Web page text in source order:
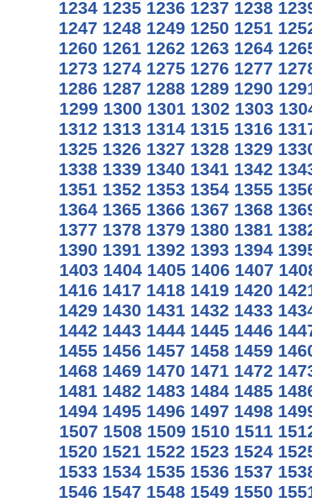
1234 1235 1236 1237 1238
1247 1248 1249 1250 1251
1260 1261 1262 1263 1264
1273 1274 1275 1276 1277
1286 1287 1288 1289 1290
1299 1300 1301 1302 1303
1312 1313 1314 1315 1316
1325 1326 1327 1328 1329
1338 1339 1340 1341 1342
1351 1352 1353 1354 1355
1364 1365 1366 1367 1368
1377 1378 1379 1380 1381
1390 1391 1392 1393 1394
1403 1404 1405 1406 1407
1416 1417 1418 1419 1420
1429 1430 1431 1432 1433
1442 1443 1444 1445 1446
1455 1456 1457 1458 1459
1468 1469 1470 1471 1472
1481 1482 1483 1484 1485
1494 1495 1496 1497 1498
1507 1508 1509 1510 1511
1520 1521 1522 1523 1524
1533 1534 1535 1536 1537
1546 1547 1548 1549 1550